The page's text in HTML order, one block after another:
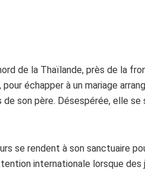
de la Thaïlande, près de la
échapper à un mariage
son père. Désespérée, elle se
se rendent à son sanctuaire
internationale lorsque des